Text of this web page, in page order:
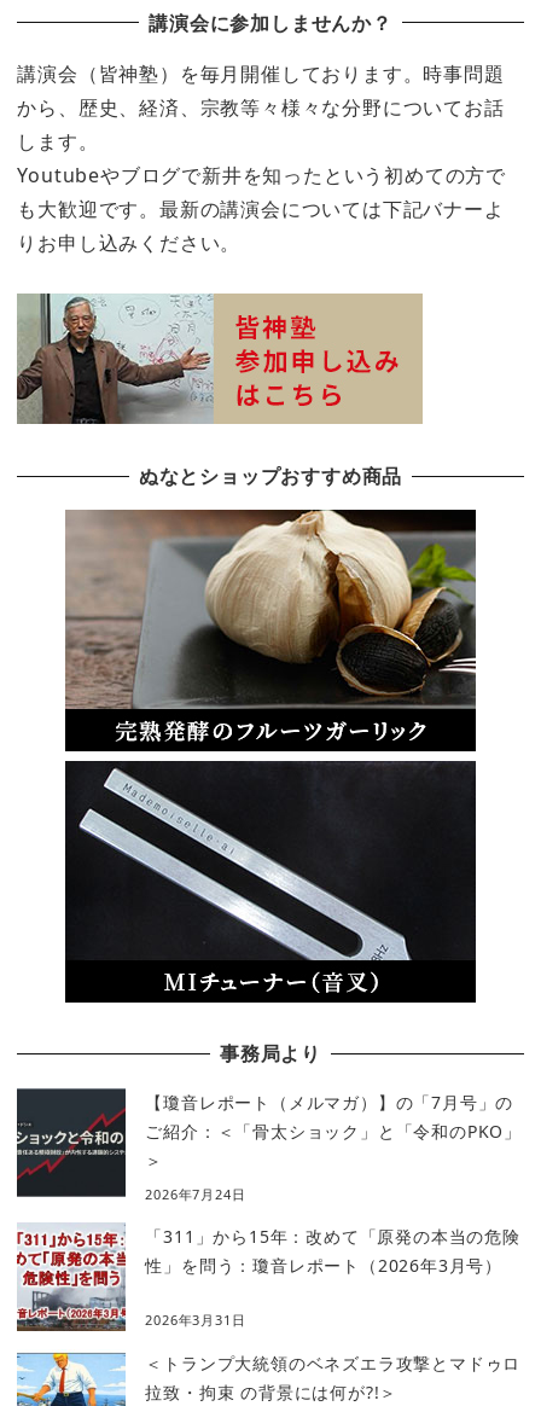
講演会に参加しませんか？
講演会（皆神塾）を毎月開催しております。時事問題
から、歴史、経済、宗教等々様々な分野についてお話
します。
Youtubeやブログで新井を知ったという初めての方で
も大歓迎です。最新の講演会については下記バナーよ
りお申し込みください。
ぬなとショップおすすめ商品
事務局より
【瓊音レポート（メルマガ）】の「7月号」の
ご紹介：＜「骨太ショック」と「令和のPKO」
＞
2026年7月24日
「311」から15年：改めて「原発の本当の危険
性」を問う：瓊音レポート（2026年3月号）
2026年3月31日
＜トランプ大統領のベネズエラ攻撃とマドゥロ
拉致・拘束 の背景には何が?!＞